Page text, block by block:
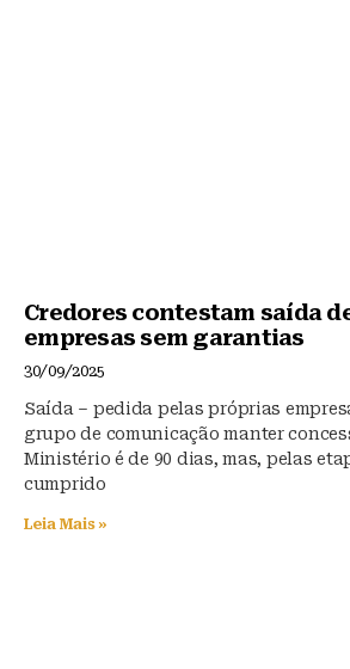
Credores contestam saída
empresas sem garantias
30/09/2025
Saída – pedida pelas próprias
grupo de comunicação manter
Ministério é de 90 dias, mas, pelas
cumprido
Leia Mais »